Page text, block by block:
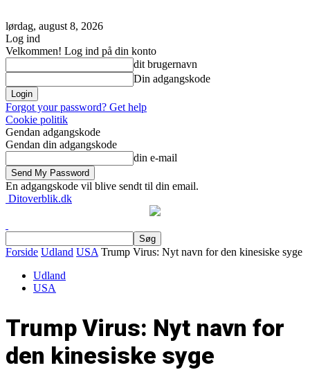
lørdag, august 8, 2026
Log ind
Velkommen! Log ind på din konto
dit brugernavn
Din adgangskode
Forgot your password? Get help
Cookie politik
Gendan adgangskode
Gendan din adgangskode
din e-mail
En adgangskode vil blive sendt til din email.
Ditoverblik.dk
Forside Udland USA Trump Virus: Nyt navn for den kinesiske syge
Udland
USA
Trump Virus: Nyt navn for
den kinesiske syge